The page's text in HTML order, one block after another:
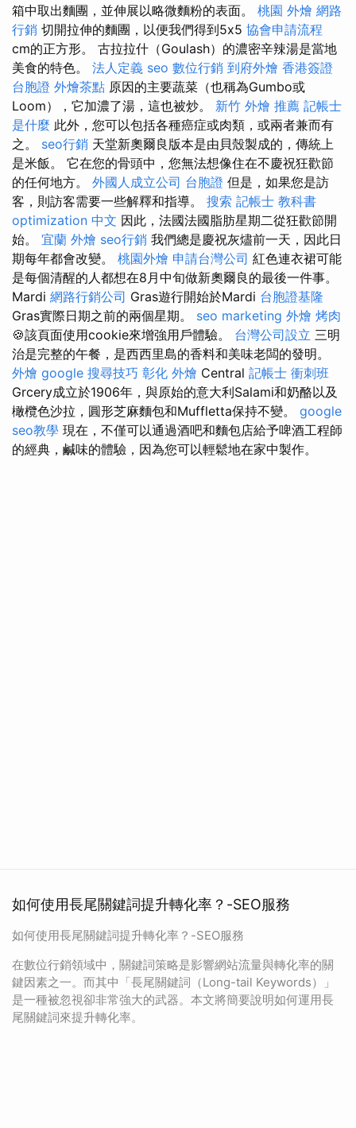
箱中取出麵團，並伸展以略微麵粉的表面。 桃園 外燴 網路
行銷 切開拉伸的麵團，以便我們得到5x5 協會申請流程
cm的正方形。 古拉拉什（Goulash）的濃密辛辣湯是當地
美食的特色。 法人定義 seo 數位行銷 到府外燴 香港簽證
台胞證 外燴茶點 原因的主要蔬菜（也稱為Gumbo或
Loom），它加濃了湯，這也被炒。 新竹 外燴 推薦 記帳士
是什麼 此外，您可以包括各種癌症或肉類，或兩者兼而有
之。 seo行銷 天堂新奧爾良版本是由貝殼製成的，傳統上
是米飯。 它在您的骨頭中，您無法想像住在不慶祝狂歡節
的任何地方。 外國人成立公司 台胞證 但是，如果您是訪
客，則訪客需要一些解釋和指導。 搜索 記帳士 教科書
optimization 中文 因此，法國法國脂肪星期二從狂歡節開
始。 宜蘭 外燴 seo行銷 我們總是慶祝灰燼前一天，因此日
期每年都會改變。 桃園外燴 申請台灣公司 紅色連衣裙可能
是每個清醒的人都想在8月中旬做新奧爾良的最後一件事。
Mardi 網路行銷公司 Gras遊行開始於Mardi 台胞證基隆
Gras實際日期之前的兩個星期。 seo marketing 外燴 烤肉
🍪該頁面使用cookie來增強用戶體驗。 台灣公司設立 三明
治是完整的午餐，是西西里島的香料和美味老闆的發明。
外燴 google 搜尋技巧 彰化 外燴 Central 記帳士 衝刺班
Grcery成立於1906年，與原始的意大利Salami和奶酪以及
橄欖色沙拉，圓形芝麻麵包和Muffletta保持不變。 google
seo教學 現在，不僅可以通過酒吧和麵包店給予啤酒工程師
的經典，鹹味的體驗，因為您可以輕鬆地在家中製作。
如何使用長尾關鍵詞提升轉化率？-SEO服務
如何使用長尾關鍵詞提升轉化率？-SEO服務
在數位行銷領域中，關鍵詞策略是影響網站流量與轉化率的關
鍵因素之一。而其中「長尾關鍵詞（Long-tail Keywords）」
是一種被忽視卻非常強大的武器。本文將簡要說明如何運用長
尾關鍵詞來提升轉化率。